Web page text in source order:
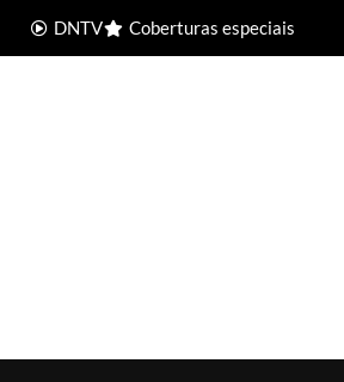
DNTV Coberturas especiais